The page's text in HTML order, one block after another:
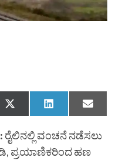
ರೈಲಿನಲ್ಲಿ ವಂಚನೆ ನಡೆಸಲು
ಪ್ರಯಾಣಿಕರಿಂದ ಹಣ